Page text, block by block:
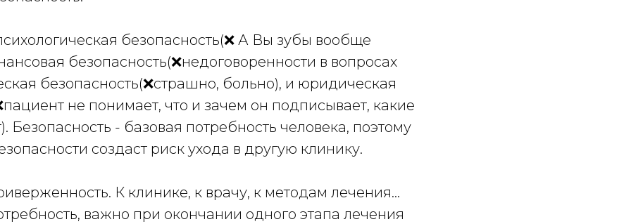
безопасность(❌ А Вы зубы вообще
безопасность(❌недоговоренности в вопросах
безопасность(❌страшно, больно), и юридическая
не понимает, что и зачем он подписывает, какие
Безопасность - базовая потребность человека, поэтому
создаст риск ухода в другую клинику.
К клинике, к врачу, к методам лечения…
важно при окончании одного этапа лечения